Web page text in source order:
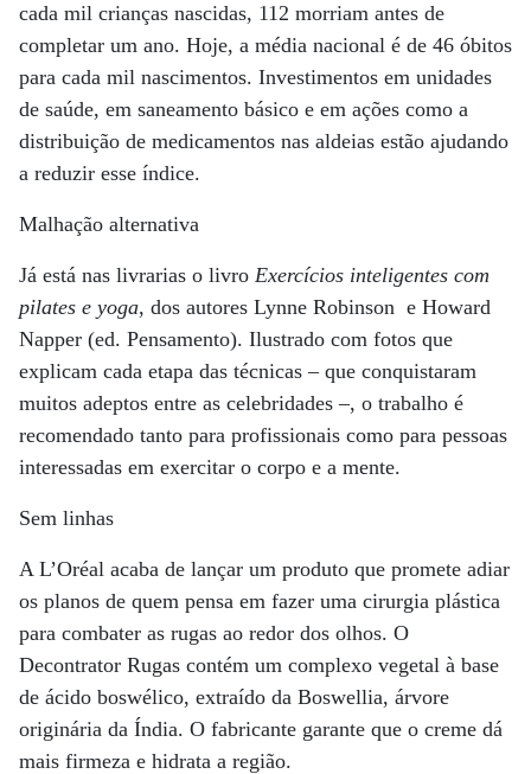
cada mil crianças nascidas, 112 morriam antes de
completar um ano. Hoje, a média nacional é de 46 óbitos
para cada mil nascimentos. Investimentos em unidades
de saúde, em saneamento básico e em ações como a
distribuição de medicamentos nas aldeias estão ajudando
a reduzir esse índice.
Malhação alternativa
Já está nas livrarias o livro Exercícios inteligentes com
pilates e yoga, dos autores Lynne Robinson e Howard
Napper (ed. Pensamento). Ilustrado com fotos que
explicam cada etapa das técnicas – que conquistaram
muitos adeptos entre as celebridades –, o trabalho é
recomendado tanto para profissionais como para pessoas
interessadas em exercitar o corpo e a mente.
Sem linhas
A L’Oréal acaba de lançar um produto que promete adiar
os planos de quem pensa em fazer uma cirurgia plástica
para combater as rugas ao redor dos olhos. O
Decontrator Rugas contém um complexo vegetal à base
de ácido boswélico, extraído da Boswellia, árvore
originária da Índia. O fabricante garante que o creme dá
mais firmeza e hidrata a região.